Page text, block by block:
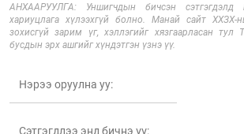
АНХААРУУЛГА: Уншигчдын бичсэн сэтгэгдэлд
хариуцлага хүлээхгүй болно. Манай сайт
зохисгүй зарим үг, хэллэгийг хязгаарласан тул
бусдын эрх ашгийг хүндэтгэн үзнэ үү.